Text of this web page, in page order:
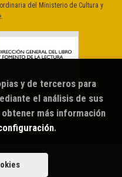
del Ministerio de Cultura y
y de terceros para
el análisis de sus
más información
.